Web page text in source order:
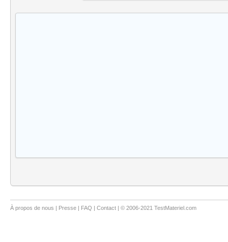
À propos de nous | Presse | FAQ | Contact | © 2006-2021 TestMateriel.com